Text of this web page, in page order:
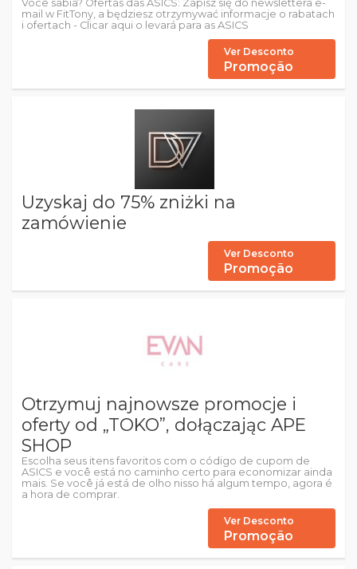
Você sabia? Ofertas das ASICS: Zapisz się do newslettera e-
mail w FitTony, a będziesz otrzymywać informacje o rabatach
i ofertach - Clicar aqui o levará para as ASICS
Ver Desconto
Promoção
Uzyskaj do 75% zniżki na
zamówienie
Ver Desconto
Promoção
Otrzymuj najnowsze promocje i
oferty od „TOKO”, dołączając APE
SHOP
Escolha seus itens favoritos com o código de cupom de
ASICS e você está no caminho certo para economizar ainda
mais. Se você já está de olho nisso há algum tempo, agora é
a hora de comprar.
Ver Desconto
Promoção